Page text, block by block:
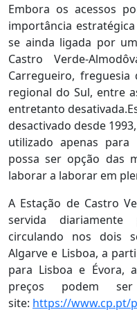
Embora os acessos
importância
se ainda ligada por
Castro Verde-
Carregueiro,
regional do Sul, entre
entretanto
desactivado desde
utilizado apenas
possa ser opção das
laborar a laborar em
A Estação de Castro
servida
circulando nos dois
Algarve e Lisboa, a
para Lisboa e Évora,
preços podem
site: https://www.cp.pt/